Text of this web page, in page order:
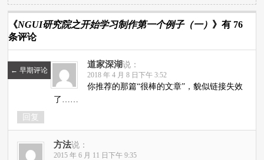
《NGUI研究院之开始学习制作第一个例子（一） 》有 76
条评论
← 早期评论
道家深湖说：
2018 年 4 月 8 日下午 3:52
你推荐的那篇“很棒的文章”，貌似链接失效
了……
回复
方法说：
2015 年 6 月 11 日下午 9:35